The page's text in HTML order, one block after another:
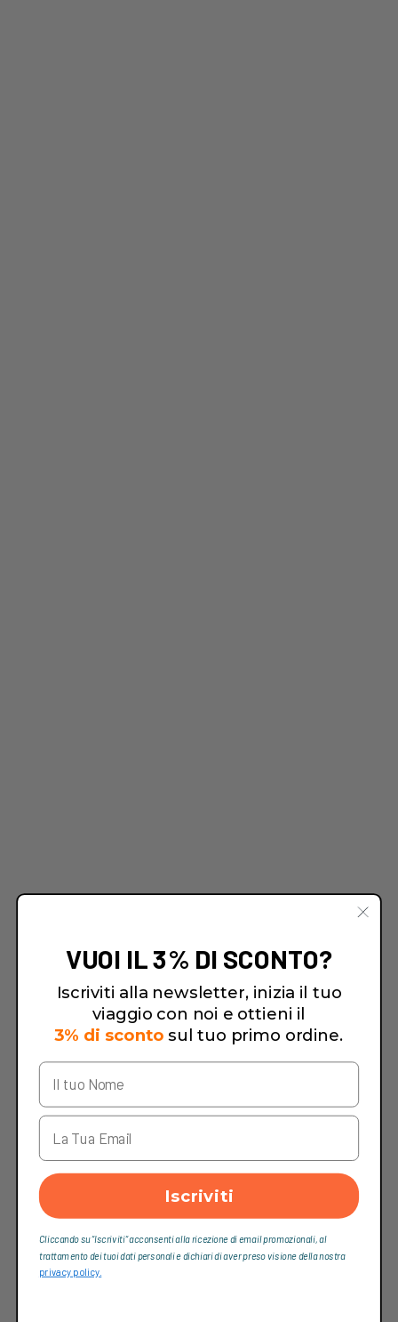
VUOI IL 3% DI SCONTO?
Iscriviti alla newsletter, inizia il tuo
viaggio con noi e ottieni il
3% di sconto sul tuo primo ordine.
Iscriviti
Cliccando su “Iscriviti“ acconsenti alla ricezione di email promozionali, al
trattamento dei tuoi dati personali e dichiari di aver preso visione della nostra
privacy policy.